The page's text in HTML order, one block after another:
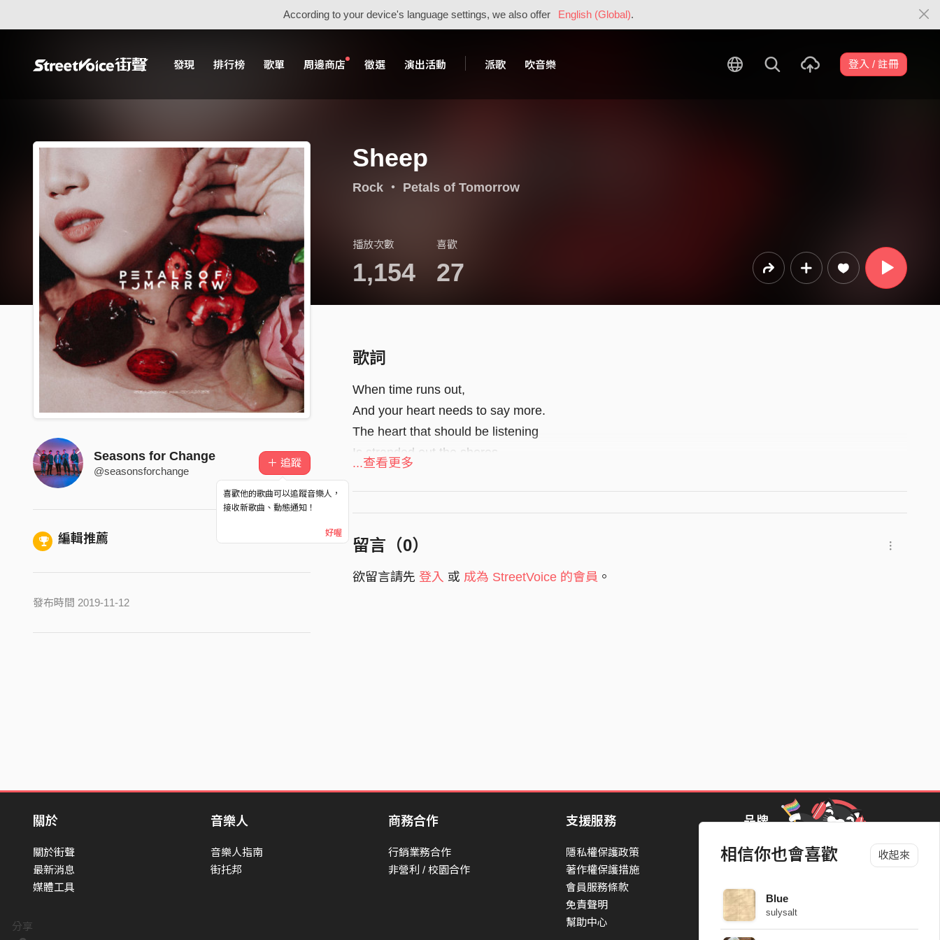
According to your device's language settings, we also offer English (Global).
發現 排行榜 歌單 周邊商店 徵選 演出活動 派歌 吹音樂 登入 / 註冊
分享
相信你也會喜歡 收起來
Blue
sulysalt
Sheep
Rock・ Petals of Tomorrow
播放次數
1,154
喜歡
27
Seasons for Change
@seasonsforchange
＋ 追蹤
喜歡他的歌曲可以追蹤音樂人，
接收新歌曲、動態通知！
好喔
編輯推薦
發布時間 2019-11-12
歌詞
When time runs out,
And your heart needs to say more.
The heart that should be listening
Is stranded out the shores.
[pre-chorus]
I count the sheeps,
Count the words that I could've said,
I lay and watch the sun rising
...查看更多
留言（0）
欲留言請先 登入 或 成為 StreetVoice 的會員 。
關於
關於街聲
最新消息
媒體工具
音樂人
音樂人指南
街托邦
商務合作
行銷業務合作
非營利 / 校園合作
支援服務
隱私權保護政策
著作權保護措施
會員服務條款
免責聲明
幫助中心
品牌
StreetVoice Awards 街聲音樂獎
Blow 吹音樂
Packer 派歌
SimpleLife 簡單生活節